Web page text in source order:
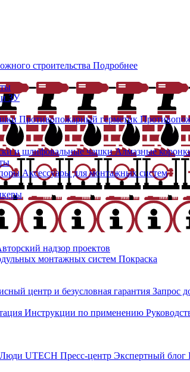
строительства Подробнее
ЗУ
Противопожарный герметик
и шлифовальные чашкиАлмазные
Аксессуары для монтажных систем
надзор проектов
монтажных систем Покраска
центр и безусловная гарантия Запрос
Инструкции по применению
Люди UTECH Пресс-центр Экспертный блог